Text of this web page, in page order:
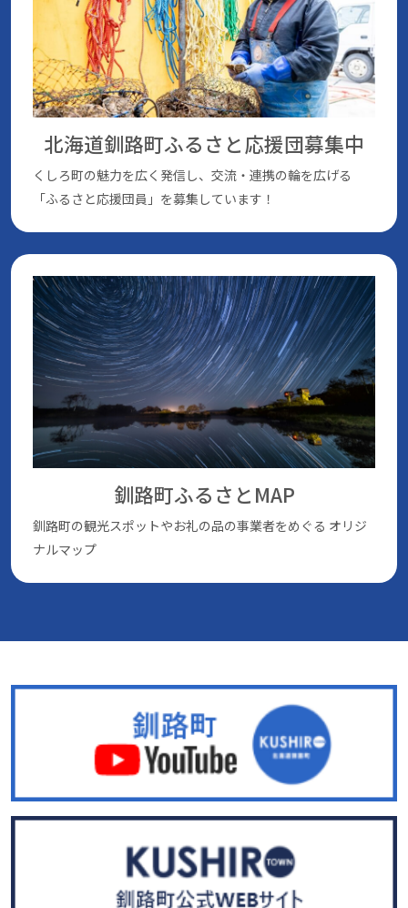
北海道釧路町ふるさと応援団募集中
くしろ町の魅⼒を広く発信し、交流・連携の輪を広げる
「ふるさと応援団員」を募集しています！
釧路町ふるさとMAP
釧路町の観光スポットやお礼の品の事業者をめぐる オリジ
ナルマップ